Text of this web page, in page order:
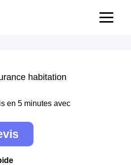
habitation
en 5 minutes avec